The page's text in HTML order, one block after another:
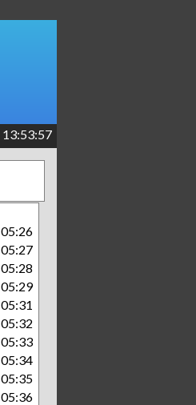
13:53:58
05:26
05:27
05:28
05:29
05:31
05:32
05:33
05:34
05:35
05:36